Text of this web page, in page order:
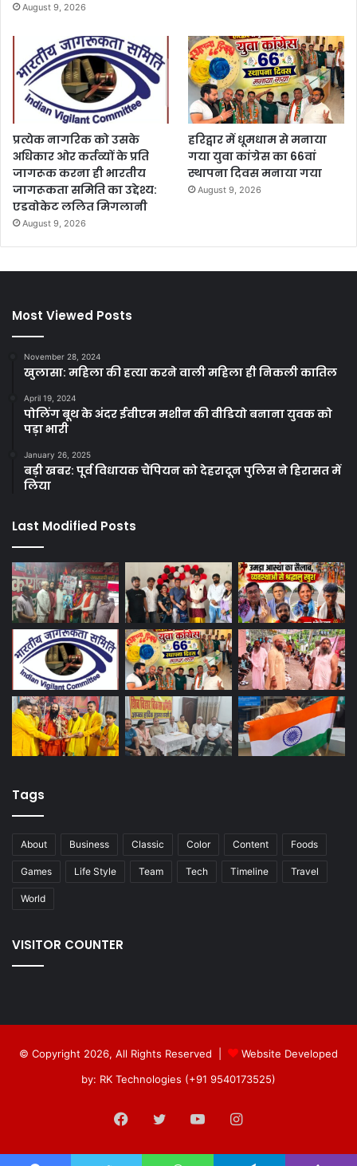
August 9, 2026
प्रत्येक नागरिक को उसके
अधिकार ओर कर्तव्यों के प्रति
जागरूक करना ही भारतीय
जागरूकता समिति का उद्देश्य:
एडवोकेट ललित मिगलानी
August 9, 2026
हरिद्वार में धूमधाम से मनाया
गया युवा कांग्रेस का 66वां
स्थापना दिवस मनाया गया
August 9, 2026
Most Viewed Posts
November 28, 2024
खुलासा: महिला की हत्या करने वाली महिला ही निकली कातिल
April 19, 2024
पोलिंग बूथ के अंदर ईवीएम मशीन की वीडियो बनाना युवक को
पड़ा भारी
January 26, 2025
बड़ी खबर: पूर्व विधायक चैंपियन को देहरादून पुलिस ने हिरासत में
लिया
Last Modified Posts
Tags
About Business Classic Color Content Foods
Games Life Style Team Tech Timeline Travel
World
VISITOR COUNTER
© Copyright 2026, All Rights Reserved |
Website Developed
by: RK Technologies (+91 9540173525)
Facebook
TwitterYouTubeInstagram